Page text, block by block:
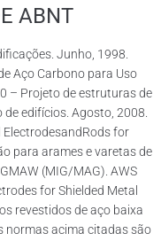
ABNT
Junho, 1998.
Aço Carbono para Uso
– Projeto de estruturas de
edifícios. Agosto, 2008.
ElectrodesandRods for
para arames e varetas de
(MIG/MAG). AWS
for Shielded Metal
revestidos de aço baixa
normas acima citadas são